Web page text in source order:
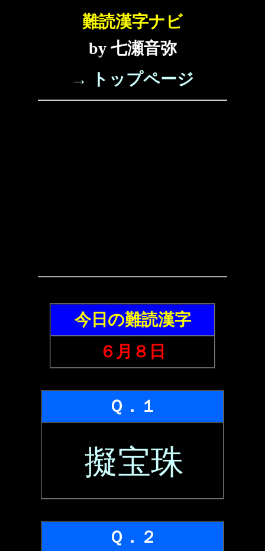
難読漢字ナビ
by 七瀬音弥
→ トップページ
今日の難読漢字
６月８日
Ｑ．１
擬宝珠
Ｑ．２